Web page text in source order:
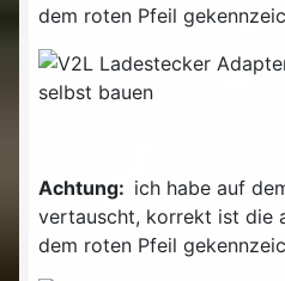
dem roten Pfeil
Achtung: ich habe auf
vertauscht, korrekt ist die
dem roten Pfeil